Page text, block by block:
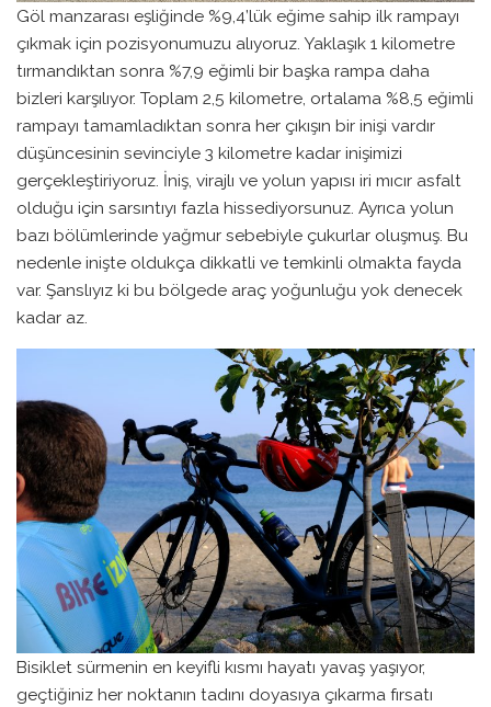
Göl manzarası eşliğinde %9,4’lük eğime sahip ilk rampayı
çıkmak için pozisyonumuzu alıyoruz. Yaklaşık 1 kilometre
tırmandıktan sonra %7,9 eğimli bir başka rampa daha
bizleri karşılıyor. Toplam 2,5 kilometre, ortalama %8,5 eğimli
rampayı tamamladıktan sonra her çıkışın bir inişi vardır
düşüncesinin sevinciyle 3 kilometre kadar inişimizi
gerçekleştiriyoruz. İniş, virajlı ve yolun yapısı iri mıcır asfalt
olduğu için sarsıntıyı fazla hissediyorsunuz. Ayrıca yolun
bazı bölümlerinde yağmur sebebiyle çukurlar oluşmuş. Bu
nedenle inişte oldukça dikkatli ve temkinli olmakta fayda
var. Şanslıyız ki bu bölgede araç yoğunluğu yok denecek
kadar az.
Bisiklet sürmenin en keyifli kısmı hayatı yavaş yaşıyor,
geçtiğiniz her noktanın tadını doyasıya çıkarma fırsatı